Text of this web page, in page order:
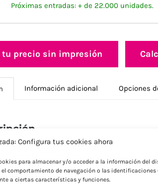
Configura tus cookies ahora
para almacenar y/o acceder a la información del
comportamiento de navegación o las identificaciones
a ciertas características y funciones.
Próximas entradas: + de 22.000 unidades.
tu precio sin impresión
Información adicional Opciones
fabricado mediante troquelado en
que proporciona sujeción limpia y
y vertical para adaptarse a diferentes
Su sistema de clip garantiza fijación